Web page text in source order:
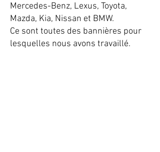
Mercedes-Benz, Lexus, Toyota,
Mazda, Kia, Nissan et BMW.
Ce sont toutes des bannières pour
lesquelles nous avons travaillé.